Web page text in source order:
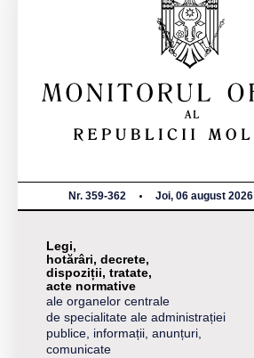
Nr. 359-362 Joi, 06 august 2026
Legi,
hotărâri, decrete,
dispoziții, tratate,
acte normative
ale organelor centrale
de specialitate ale administrației
publice, informații, anunțuri,
comunicate